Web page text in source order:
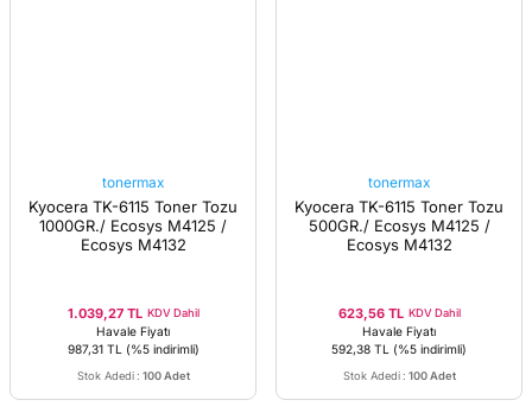
tonermax
Kyocera TK-6115 Toner Tozu
1000GR./ Ecosys M4125 /
Ecosys M4132
1.039,27 TL KDV Dahil
Havale Fiyatı
987,31 TL
(%5 indirimli)
Stok Adedi : 100 Adet
tonermax
Kyocera TK-6115 Toner Tozu
500GR./ Ecosys M4125 /
Ecosys M4132
623,56 TL KDV Dahil
Havale Fiyatı
592,38 TL (%5 indirimli)
Stok Adedi : 100 Adet